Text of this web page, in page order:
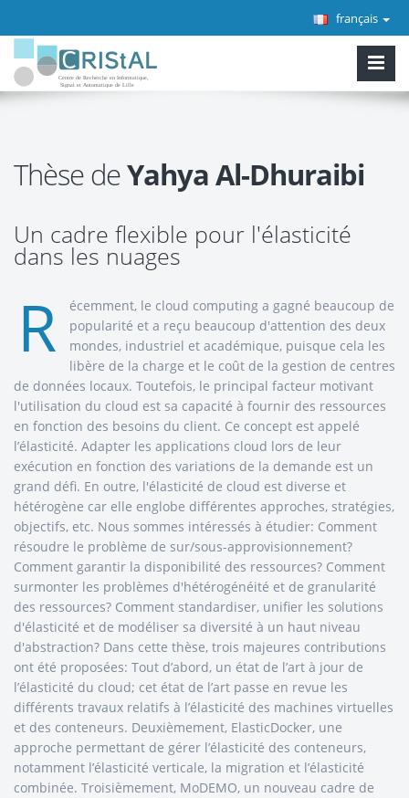
français
Thèse deYahya Al-Dhuraibi
Un cadre flexible pour l'élasticité
dans les nuages
R
écemment, le cloud computing a gagné beaucoup de
popularité et a reçu beaucoup d'attention des deux
mondes, industriel et académique, puisque cela les
libère de la charge et le coût de la gestion de centres
de données locaux. Toutefois, le principal facteur motivant
l'utilisation du cloud est sa capacité à fournir des ressources
en fonction des besoins du client. Ce concept est appelé
l’élasticité. Adapter les applications cloud lors de leur
exécution en fonction des variations de la demande est un
grand défi. En outre, l'élasticité de cloud est diverse et
hétérogène car elle englobe différentes approches, stratégies,
objectifs, etc. Nous sommes intéressés à étudier: Comment
résoudre le problème de sur/sous-approvisionnement?
Comment garantir la disponibilité des ressources? Comment
surmonter les problèmes d'hétérogénéité et de granularité
des ressources? Comment standardiser, unifier les solutions
d'élasticité et de modéliser sa diversité à un haut niveau
d'abstraction? Dans cette thèse, trois majeures contributions
ont été proposées: Tout d’abord, un état de l’art à jour de
l’élasticité du cloud; cet état de l’art passe en revue les
différents travaux relatifs à l’élasticité des machines virtuelles
et des conteneurs. Deuxièmement, ElasticDocker, une
approche permettant de gérer l’élasticité des conteneurs,
notamment l’élasticité verticale, la migration et l’élasticité
combinée. Troisièmement, MoDEMO, un nouveau cadre de